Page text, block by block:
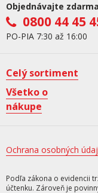
Objednávajte zdarma
0800 44 45
PO-PIA 7:30 až 16:00
Celý sortiment
Všetko o
nákupe
Ochrana osobných
Podľa zákona o evidencii
účtenku. Zároveň je